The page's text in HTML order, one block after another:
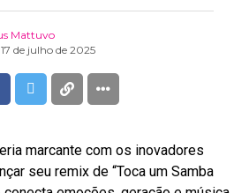
Mattuvo
17 de julho de 2025
marcante com os inovadores
seu remix de “Toca um Samba